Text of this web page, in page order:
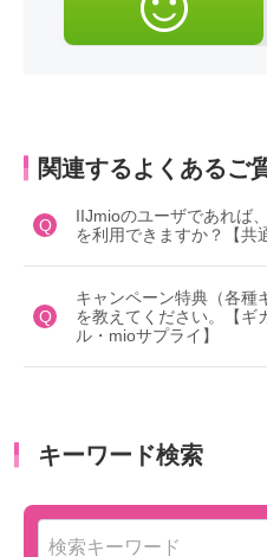
関連するよくあるご
Q
IIJmioのユーザであれば
を利用できますか？【共
Q
キャンペーン特典（各種
を教えてください。【ギ
ル・mioサプライ】